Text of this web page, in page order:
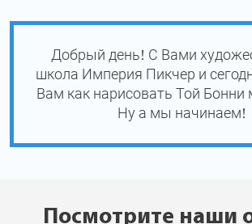
Добрый день! С Вами
школа Империя Пикчер и
Вам как нарисовать Той Бонни
Ну а мы начинаем!
Посмотрите наши